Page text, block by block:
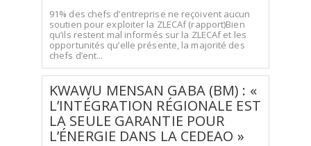
91% des chefs d’entreprise ne reçoivent aucun
soutien pour exploiter la ZLECAf (rapport)Bien
qu’ils restent mal informés sur la ZLECAf et les
opportunités qu’elle présente, la majorité des
chefs d’ent...
KWAWU MENSAN GABA (BM) : «
L’INTÉGRATION RÉGIONALE EST
LA SEULE GARANTIE POUR
L’ÉNERGIE DANS LA CEDEAO »